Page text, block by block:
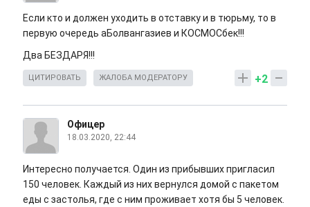
Если кто и должен уходить в отставку и в тюрьму, то в
первую очередь аБолвангазиев и КОСМОСбек!!!
Два БЕЗДАРЯ!!!
+2
ЦИТИРОВАТЬ ЖАЛОБА МОДЕРАТОРУ
Офицер
18.03.2020, 22:44
Интересно получается. Один из прибывших пригласил
150 человек. Каждый из них вернулся домой с пакетом
еды с застолья, где с ним проживает хотя бы 5 человек.